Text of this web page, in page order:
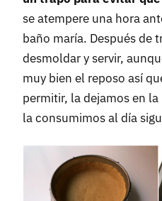
se atempere una hora
baño maría. Después de
desmoldar y servir,
muy bien el reposo así
permitir, la dejamos en
la consumimos al día